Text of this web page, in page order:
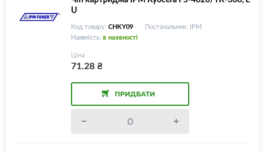
U
Код товару: CHKY09
Постачальник: IPM
Наявність: в наявності
Ціна
71.28₴
ПРИДБАТИ